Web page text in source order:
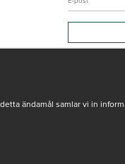
ändamål samlar vi in